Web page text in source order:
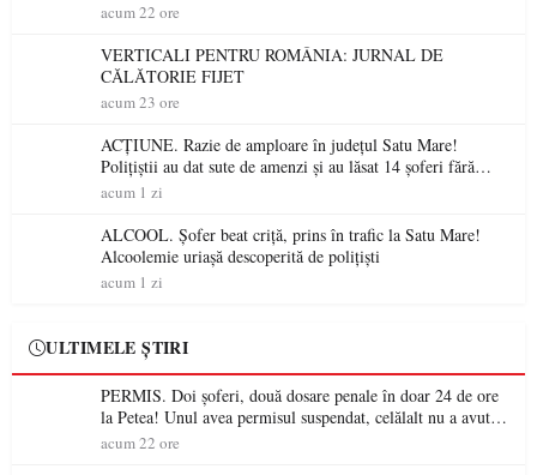
acum 22 ore
VERTICALI PENTRU ROMÂNIA: JURNAL DE
CĂLĂTORIE FIJET
acum 23 ore
ACȚIUNE. Razie de amploare în județul Satu Mare!
Polițiștii au dat sute de amenzi și au lăsat 14 șoferi fără
permis într-o singură zi
acum 1 zi
ALCOOL. Șofer beat criță, prins în trafic la Satu Mare!
Alcoolemie uriașă descoperită de polițiști
acum 1 zi
ULTIMELE ȘTIRI
PERMIS. Doi șoferi, două dosare penale în doar 24 de ore
la Petea! Unul avea permisul suspendat, celălalt nu a avut
niciodată permis
acum 22 ore